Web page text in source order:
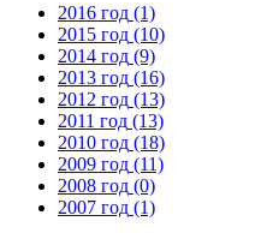
2016 год (1)
2015 год (10)
2014 год (9)
2013 год (16)
2012 год (13)
2011 год (13)
2010 год (18)
2009 год (11)
2008 год (0)
2007 год (1)